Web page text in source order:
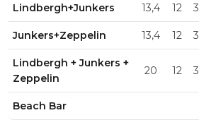
Lindbergh+Junkers 13,4 12
Junkers+Zeppelin 13,4 12
Lindbergh + Junkers +
Zeppelin
20 12
Beach Bar